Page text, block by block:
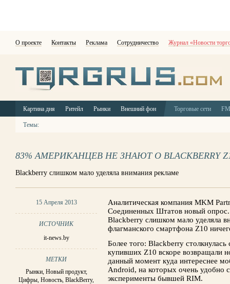
О проекте Контакты Реклама Сотрудничество Журнал «Новости
Картина дня Ритейл Рынки Внешний фон Торговые сети
Темы:
83% АМЕРИКАНЦЕВ НЕ ЗНАЮТ О BLACKBERRY
Blackberry слишком мало уделяла внимания рекламе
15 Апреля 2013
ИСТОЧНИК
it-news.by
МЕТКИ
Рынки, Новый продукт,
Цифры,Новость,BlackBerry,
Аналитическая компания MKM
Соединенных Штатов новый опрос.
Blackberry слишком мало уделяла
флагманского смартфона Z10
Более того: Blackberry
купивших Z10 вскоре возвращали
данный момент куда интереснее
Android, на которых очень удобно
эксперименты бывшей RIM.